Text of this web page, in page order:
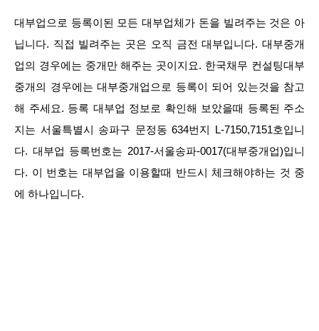
대부업으로 등록이된 모든 대부업체가 돈을 빌려주는 것은 아
닙니다. 직접 빌려주는 곳은 오직 금전 대부입니다. 대부중개
업의 경우에는 중개만 해주는 곳이지요. 한국채무 컨설팅대부
중개의 경우에는 대부중개업으로 등록이 되어 있는것을 참고
해 주세요. 등록 대부업 정보로 확인해 보았을때 등록된 주소
지는 서울특별시 송파구 문정동 634번지 L-7150,7151호입니
다. 대부업 등록번호는 2017-서울송파-0017(대부중개업)입니
다. 이 번호는 대부업을 이용할때 반드시 체크해야하는 것 중
에 하나입니다.